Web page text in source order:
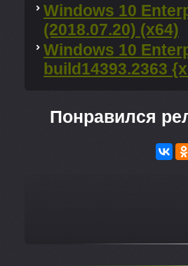
Windows 10
(2018.07.20) (x64)
Windows 10
build14393.2363
Понравился